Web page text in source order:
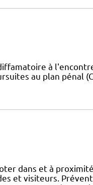
à
au plan pénal
dans et à
et visiteurs.